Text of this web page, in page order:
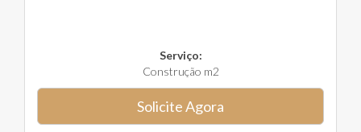
Serviço:
Construção m2
Solicite Agora